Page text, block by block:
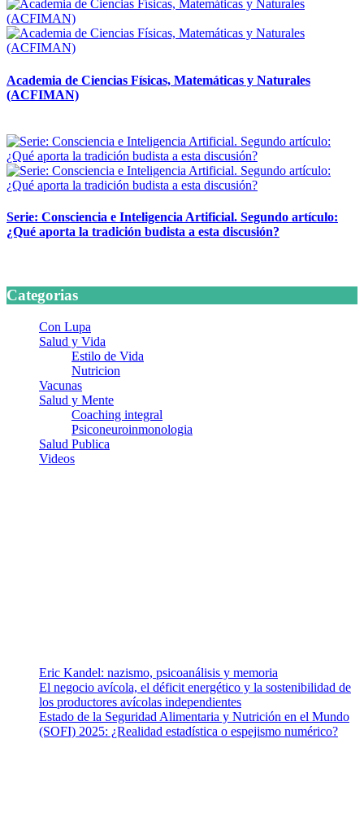
Academia de Ciencias Físicas, Matemáticas y Naturales
(ACFIMAN)
Serie: Consciencia e Inteligencia Artificial. Segundo artículo:
¿Qué aporta la tradición budista a esta discusión?
Categorias
Con Lupa
Salud y Vida
Estilo de Vida
Nutricion
Vacunas
Salud y Mente
Coaching integral
Psiconeuroinmonologia
Salud Publica
Videos
Eric Kandel: nazismo, psicoanálisis y memoria
El negocio avícola, el déficit energético y la sostenibilidad de
los productores avícolas independientes
Estado de la Seguridad Alimentaria y Nutrición en el Mundo
(SOFI) 2025: ¿Realidad estadística o espejismo numérico?